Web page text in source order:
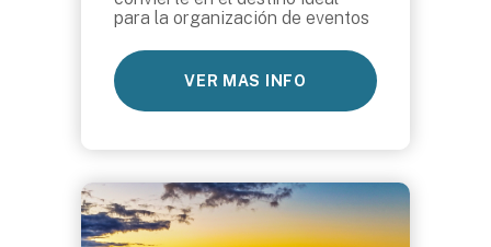
para la organización de eventos
VER MAS INFO